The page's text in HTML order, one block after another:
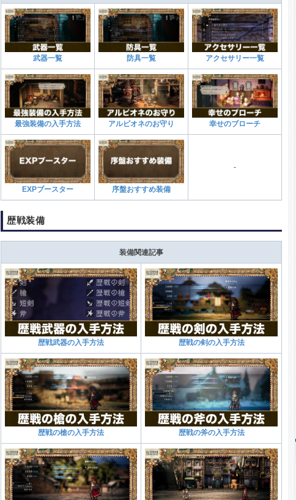
武器一覧 防具一覧 アクセサリー一覧
最強装備の入手方法 アルピオネのお守り 幸せのブローチ
EXPブースター 序盤おすすめ装備
-
歴戦装備
装備関連記事
歴戦武器の入手方法 歴戦の剣の入手方法
歴戦の槍の入手方法 歴戦の斧の入手方法